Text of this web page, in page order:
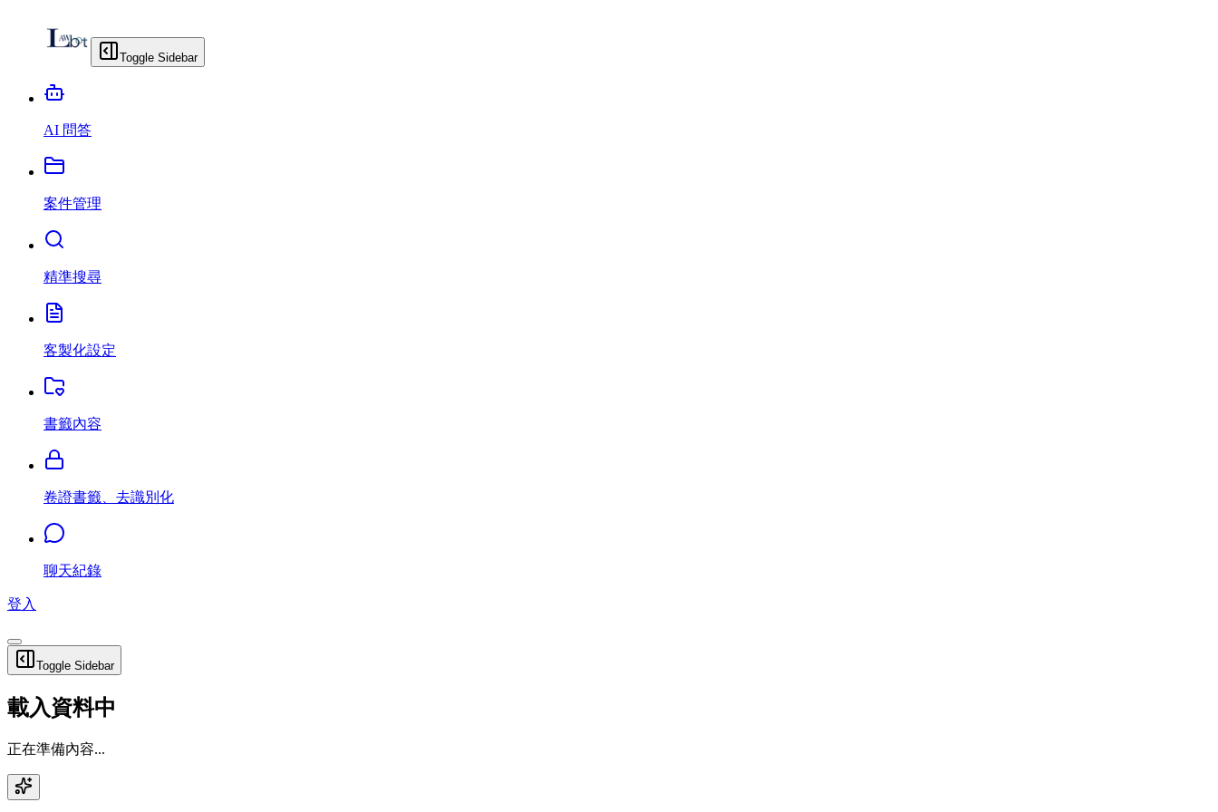
Toggle Sidebar
AI 問答
案件管理
精準搜尋
客製化設定
書籤內容
卷證書籤、去識別化
聊天紀錄
登入
Toggle Sidebar
載入資料中
正在準備內容...